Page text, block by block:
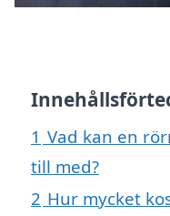
1 Vad kan en
till med?
2 Hur mycket